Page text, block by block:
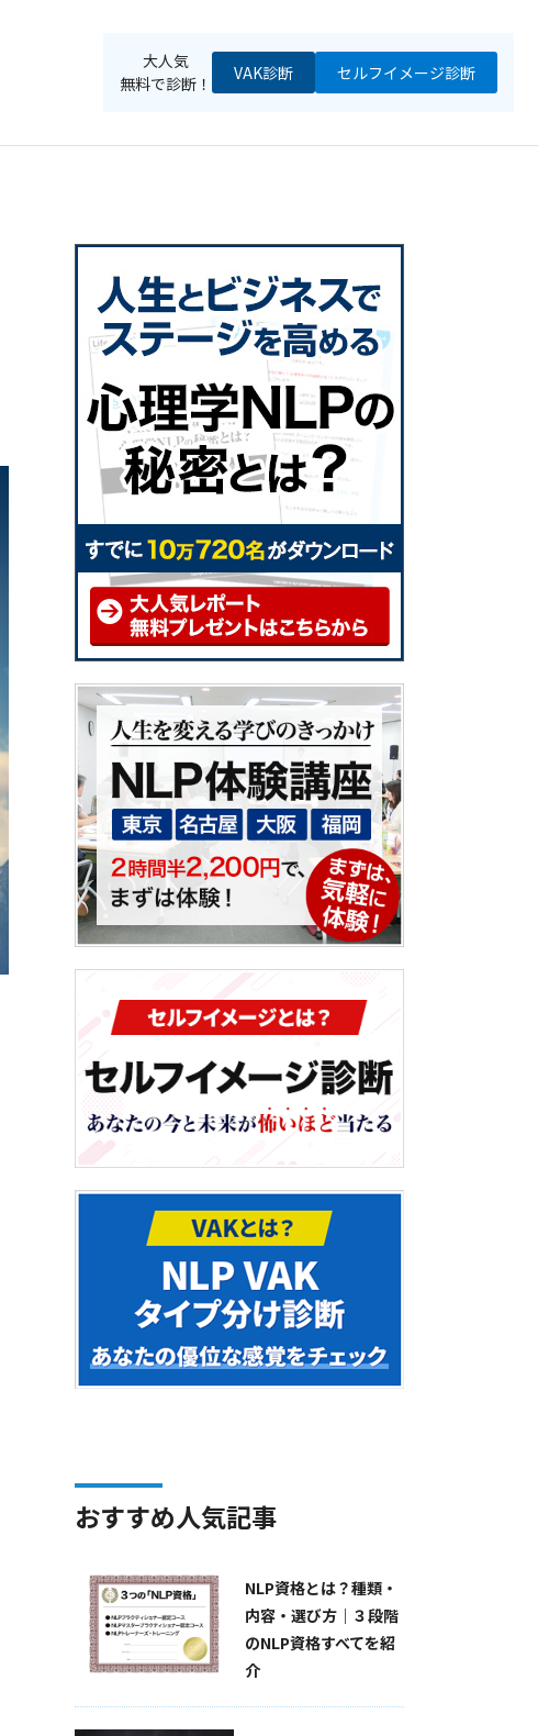
大人気
無料で診断！
VAK診断 セルフイメージ診断
おすすめ人気記事
NLP資格とは？種類・
内容・選び方｜３段階
のNLP資格すべてを紹
介